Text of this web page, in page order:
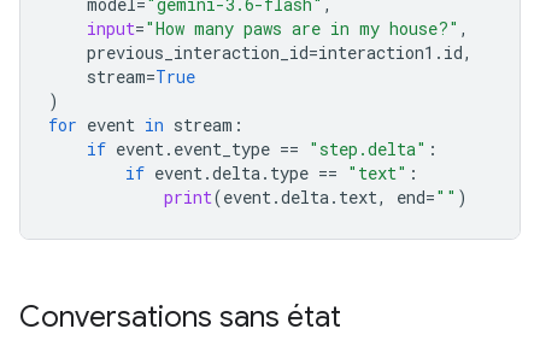
input="How many paws are in my house?" ,
previous_interaction_id=interaction1 . id,
stream=True
)
for event in stream :
if event. event_type == "step.delta" :
if event.delta. type == "text" :
print(event.delta. text, end="" )
Conversations sans état